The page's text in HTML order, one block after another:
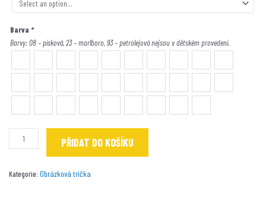
Barva *
Barvy: 08 – písková, 23 – marlboro, 93 – petrolejová nejsou v dětském provedení.
PŘIDAT DO KOŠÍKU
Kategorie: Obrázková trička